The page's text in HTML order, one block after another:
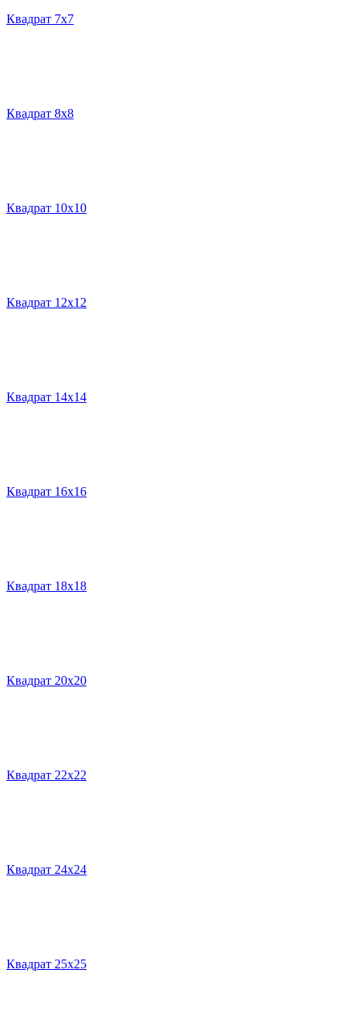
Квадрат 7х7
Квадрат 8х8
Квадрат 10х10
Квадрат 12х12
Квадрат 14х14
Квадрат 16х16
Квадрат 18х18
Квадрат 20х20
Квадрат 22х22
Квадрат 24х24
Квадрат 25х25